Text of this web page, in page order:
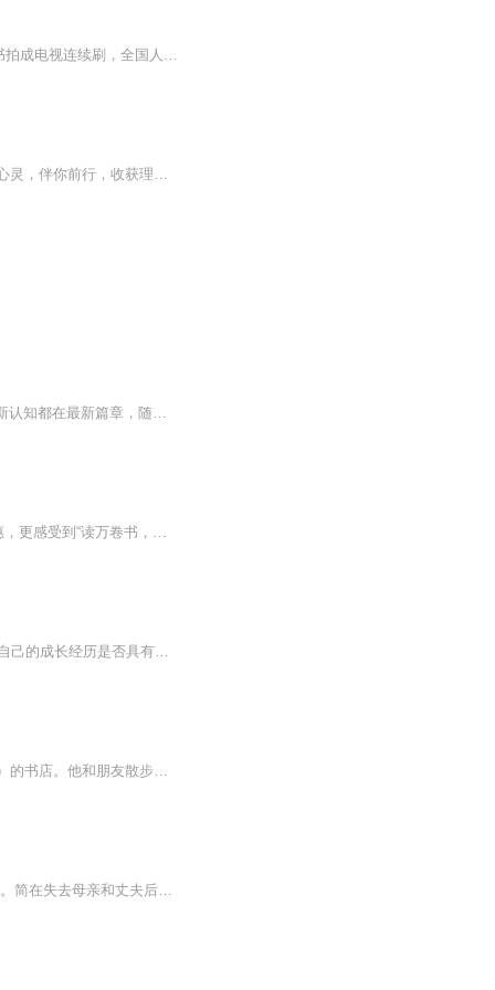
吉林省作协一位副主席看过此书以后说:“一部43万字的大书，我一口气把它读完。若把这部书拍成电视连续刷，全国人民会哭声一片！”这是一部写冤狱生活的书；写无辜“囚徒”为求得自由而不断抗争的书；是作者以亲身经历研血为墨写就的一部人间悲剧。唐天明一...
这是关于人文艺术、生活美学、个人成长的原创情感日记。希望我的每日自我更新，能滋养心灵，伴你前行，收获理想的生活与爱情。主播介绍：画家，资深设计总监，艺术顾问我如何介绍我自己，都不及你参与我的生命之旅。致每一位不可思议小姐与不可能先生
提升认知、追求真相、探索未来。【YY日记】为叶云每天发表的日记内容，每天1小篇。最新认知都在最新篇章，随着认知不断被颠覆、人生也越来越美好，真正展现了一个穷得只剩追求的产品人的人生成长轨迹，希望对您有所启发。每天早上发表日记，每天晚上录音，上传更新。所有涉及的原创内容版权，全部均归叶云YY所有，即本人所有。想了解更多请查看：
腹有诗书，吟啸而行，在名山大川、文物古迹传来的琅琅诵读声中，享受到“知识变现”的实惠，更感受到“读万卷书，行万里路”的畅快
古早的日记，从2000年开始......那些曾写给自己的话，还记得多少？生于80年代末，不知道自己的成长经历是否具有某些代表性。主播另一个播客《情绪便利店》点我跳转
18岁的时候，肖恩•白塞尔第一次在苏格兰小镇威格敦看到那家名叫“书店”（The Book Shop）的书店。他和朋友散步路过，看到堆满书籍的橱窗，对朋友说：“这家店到年底一定倒闭。”十三年后，2001年，肖恩买下了这家书店。起初，肖恩对于如何经营书店一无所...
简.萨莫斯是一位精神独立的中年女性，拥有令人羡慕的时尚杂志工作以及上流社会的社交圈。简在失去母亲和丈夫后，对原本的情感和生活状态产生了质疑和思考。